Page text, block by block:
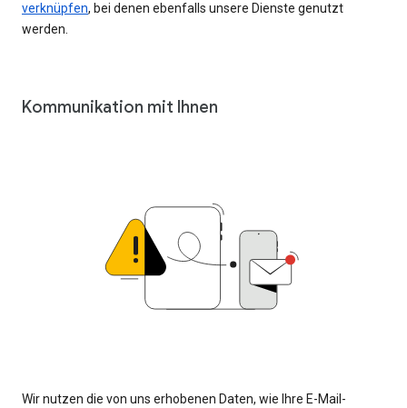
verknüpfen, bei denen ebenfalls unsere Dienste genutzt
werden.
Kommunikation mit Ihnen
Wir nutzen die von uns erhobenen Daten, wie Ihre E-Mail-